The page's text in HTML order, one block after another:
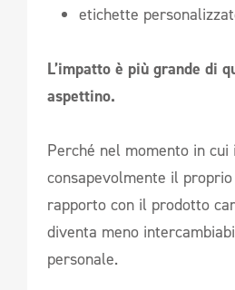
etichette
L’impatto è più grande di
aspettino.
Perché nel momento in cui
consapevolmente il
rapporto con il prodotto
diventa meno
personale.